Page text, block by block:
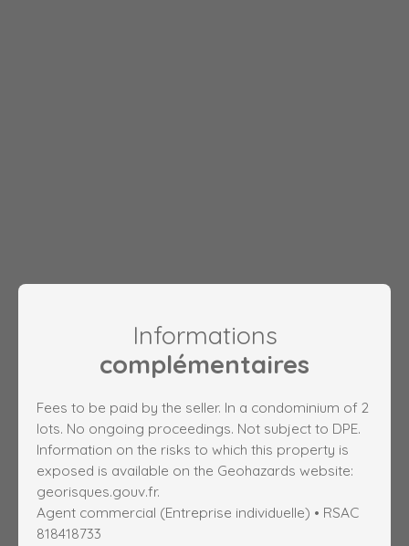
Informations
complémentaires
Fees to be paid by the seller. In a condominium of 2
lots. No ongoing proceedings. Not subject to DPE.
Information on the risks to which this property is
exposed is available on the Geohazards website:
georisques.gouv.fr.
Agent commercial (Entreprise individuelle) • RSAC
818418733